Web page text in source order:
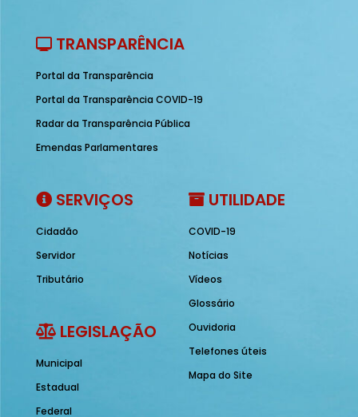
TRANSPARÊNCIA
Portal da Transparência
Portal da Transparência COVID-19
Radar da Transparência Pública
Emendas Parlamentares
SERVIÇOS
Cidadão
Servidor
Tributário
LEGISLAÇÃO
Municipal
Estadual
Federal
UTILIDADE
COVID-19
Notícias
Vídeos
Glossário
Ouvidoria
Telefones úteis
Mapa do Site